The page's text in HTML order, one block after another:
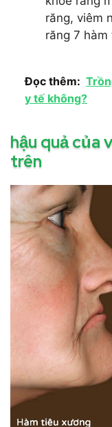
răng, viêm
răng 7 hàm
Đọc thêm:
y tế không?
hậu quả của
trên